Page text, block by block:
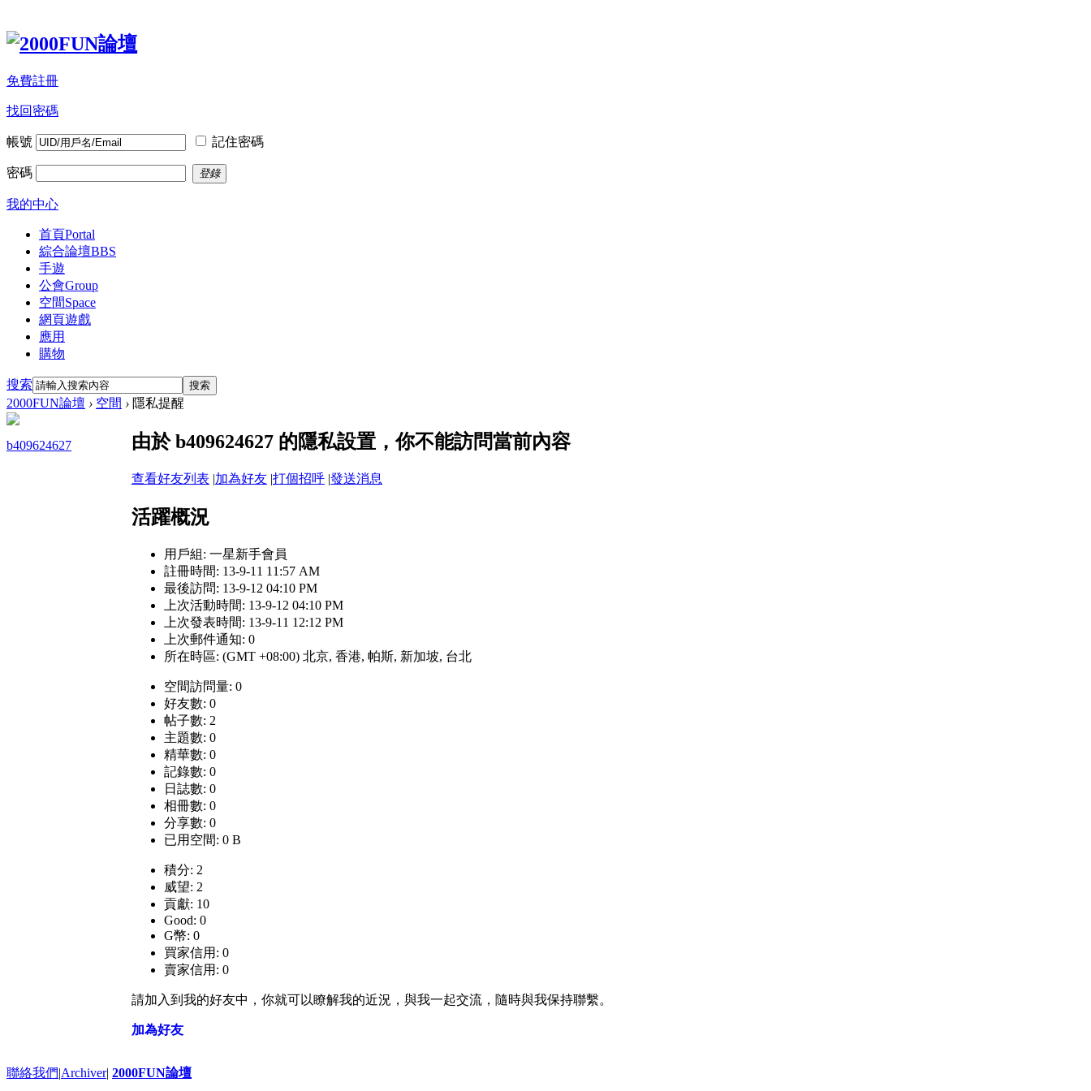
免費註冊
找回密碼
帳號 記住密碼
密碼 登錄
我的中心
首頁Portal
綜合論壇BBS
手遊
公會Group
空間Space
網頁遊戲
應用
購物
搜索 搜索
2000FUN論壇 › 空間 › 隱私提醒
b409624627 由於 b409624627 的隱私設置，你不能訪問當前內容
查看好友列表 |加為好友 |打個招呼 |發送消息
活躍概況
用戶組: 一星新手會員
註冊時間: 13-9-11 11:57 AM
最後訪問: 13-9-12 04:10 PM
上次活動時間: 13-9-12 04:10 PM
上次發表時間: 13-9-11 12:12 PM
上次郵件通知: 0
所在時區: (GMT +08:00) 北京, 香港, 帕斯, 新加坡, 台北
空間訪問量: 0
好友數: 0
帖子數: 2
主題數: 0
精華數: 0
記錄數: 0
日誌數: 0
相冊數: 0
分享數: 0
已用空間: 0 B
積分: 2
威望: 2
貢獻: 10
Good: 0
G幣: 0
買家信用: 0
賣家信用: 0
請加入到我的好友中，你就可以瞭解我的近況，與我一起交流，隨時與我保持聯繫。
加為好友
聯絡我們|Archiver| 2000FUN論壇